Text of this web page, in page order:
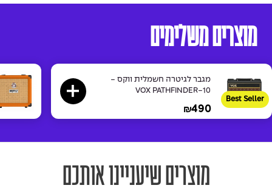
מוצרים משלימים
Best Seller
מגבר לגיטרה חשמלית ווקס -
VOX PATHFINDER-10
₪490
מוצרים שיעניינו אותכם